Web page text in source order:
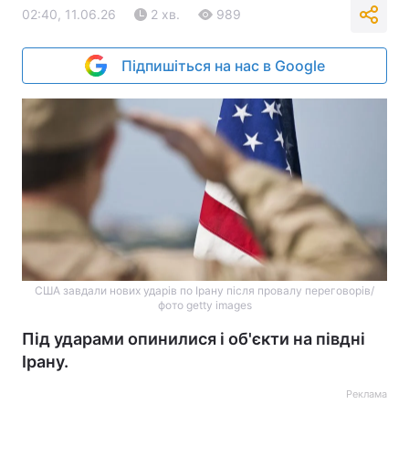
02:40, 11.06.26 2 хв. 989
Підпишіться на нас в Google
США завдали нових ударів по Ірану після провалу переговорів/
фото getty images
Під ударами опинилися і об'єкти на півдні
Ірану.
Реклама